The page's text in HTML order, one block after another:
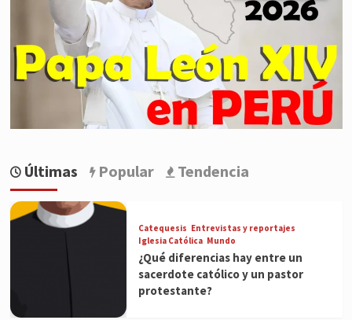
Últimas Popular Tendencia
Catequesis Entrevistas y reportajes
Iglesia Católica Mundo
¿Qué diferencias hay entre un
sacerdote católico y un pastor
protestante?